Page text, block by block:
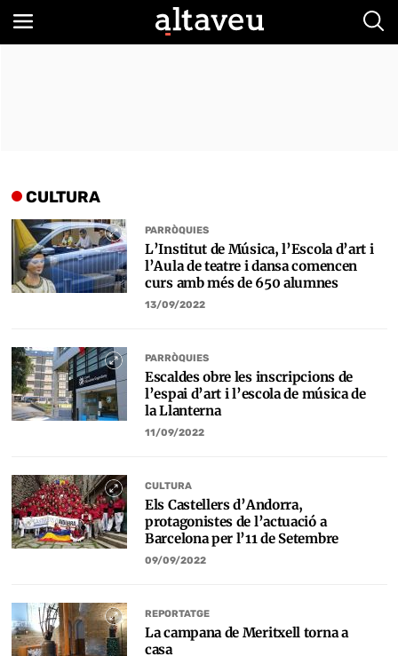
CULTURA
PARRÒQUIES
L’Institut de Música, l’Escola d’art i
l’Aula de teatre i dansa comencen
curs amb més de 650 alumnes
13/09/2022
PARRÒQUIES
Escaldes obre les inscripcions de
l’espai d’art i l’escola de música de
la Llanterna
11/09/2022
CULTURA
Els Castellers d’Andorra,
protagonistes de l’actuació a
Barcelona per l’11 de Setembre
09/09/2022
REPORTATGE
La campana de Meritxell torna a
casa